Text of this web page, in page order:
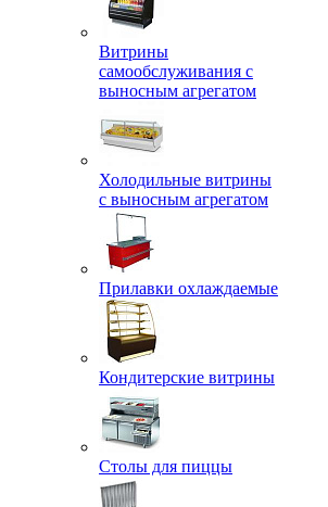
Витрины
самообслуживания с
выносным агрегатом
Холодильные витрины
с выносным агрегатом
Прилавки охлаждаемые
Кондитерские витрины
Столы для пиццы